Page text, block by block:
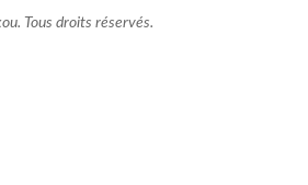
Tous droits réservés.